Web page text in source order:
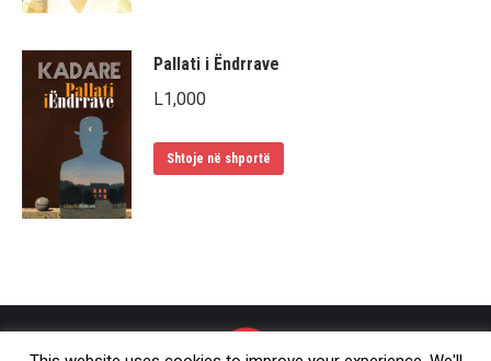
Pallati i Ëndrrave
L1,000
Shtoje në shportë